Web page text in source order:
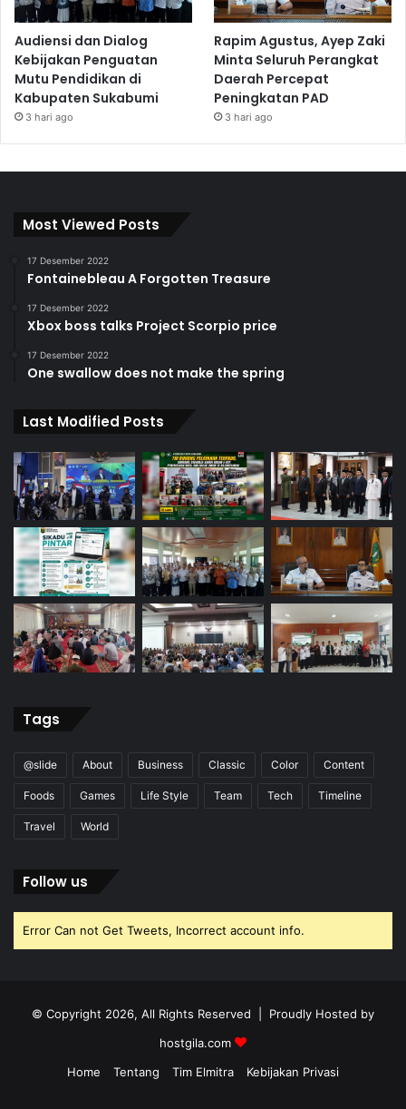
Audiensi dan Dialog
Kebijakan Penguatan
Mutu Pendidikan di
Kabupaten Sukabumi
3 hari ago
Rapim Agustus, Ayep Zaki
Minta Seluruh Perangkat
Daerah Percepat
Peningkatan PAD
3 hari ago
Most Viewed Posts
17 Desember 2022
Fontainebleau A Forgotten Treasure
17 Desember 2022
Xbox boss talks Project Scorpio price
17 Desember 2022
One swallow does not make the spring
Last Modified Posts
Tags
@slide About Business Classic Color Content
Foods Games Life Style Team Tech Timeline
Travel World
Follow us
Error Can not Get Tweets, Incorrect account info.
© Copyright 2026, All Rights Reserved | Proudly Hosted by
hostgila.com
Home
Tentang Tim Elmitra Kebijakan Privasi